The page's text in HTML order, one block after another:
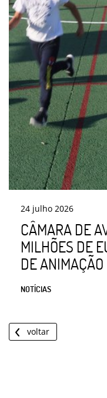
24 julho 2026
CÂMARA DE
MILHÕES DE
DE ANIMAÇÃO
NOTÍCIAS
voltar